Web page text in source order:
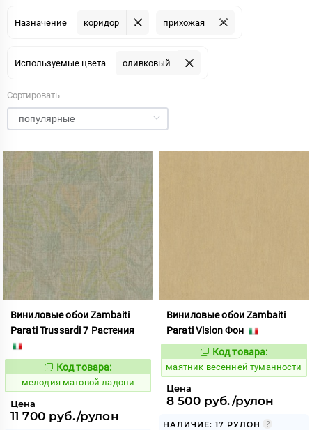
Назначение коридор прихожая
Используемые цвета оливковый
Сортировать
Виниловые обои Zambaiti
Parati Trussardi 7 Растения
Код:
959792
Код товара:
мелодия матовой ладони
Цена
11 700 руб./рулон
Виниловые обои Zambaiti
Parati Vision Фон
Код:
923234
Код товара:
маятник весенней туманности
Цена
8 500 руб./рулон
НАЛИЧИЕ: 17 РУЛОН